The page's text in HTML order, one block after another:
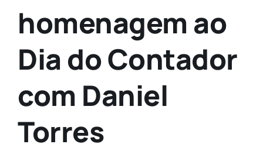
homenagem ao
Dia do Contador
com Daniel
Torres